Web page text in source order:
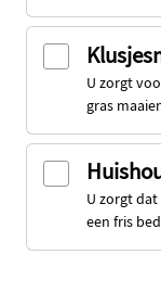
U zorgt
gras
U zorgt
een fris